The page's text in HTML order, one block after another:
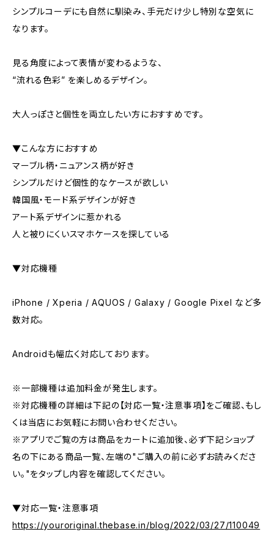
シンプルコーデにも自然に馴染み、手元だけ少し特別な空気に
なります。
見る角度によって表情が変わるような、
“流れる色彩” を楽しめるデザイン。
大人っぽさと個性を両立したい方におすすめです。
▼こんな方におすすめ
マーブル柄・ニュアンス柄が好き
シンプルだけど個性的なケースが欲しい
韓国風・モード系デザインが好き
アート系デザインに惹かれる
人と被りにくいスマホケースを探している
▼対応機種
iPhone / Xperia / AQUOS / Galaxy / Google Pixel など多
数対応。
Androidも幅広く対応しております。
※一部機種は追加料金が発生します。
※対応機種の詳細は下記の【対応一覧・注意事項】をご確認、もし
くは当店にお気軽にお問い合わせください。
※アプリでご覧の方は商品をカートに追加後、必ず下記ショップ
名の下にある商品一覧、左端の"ご購入の前に必ずお読みくださ
い。"をタップし内容を確認してください。
▼対応一覧・注意事項
https://youroriginal.thebase.in/blog/2022/03/27/110049